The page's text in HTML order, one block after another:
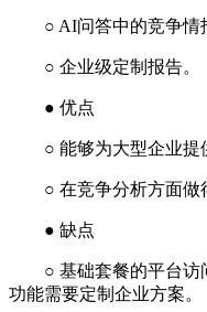
○ AI问答中的竞争情
○ 企业级定制报告。
● 优点
○ 能够为大型企业提
○ 在竞争分析方面做
● 缺点
○ 基础套餐的平台访
功能需要定制企业方案。